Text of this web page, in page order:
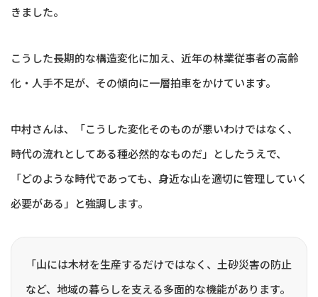
きました。
こうした長期的な構造変化に加え、近年の林業従事者の高齢
化・人手不足が、その傾向に一層拍車をかけています。
中村さんは、「こうした変化そのものが悪いわけではなく、
時代の流れとしてある種必然的なものだ」としたうえで、
「どのような時代であっても、身近な山を適切に管理していく
必要がある」と強調します。
「山には木材を生産するだけではなく、土砂災害の防止
など、地域の暮らしを支える多面的な機能があります。